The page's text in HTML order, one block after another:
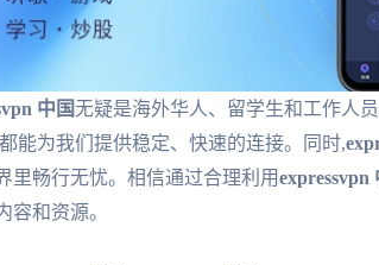
中国无疑是海外华人、留学生和工作人
能为我们提供稳定、快速的连接。同时,
里畅行无忧。相信通过合理利用expressvpn
容和资源。